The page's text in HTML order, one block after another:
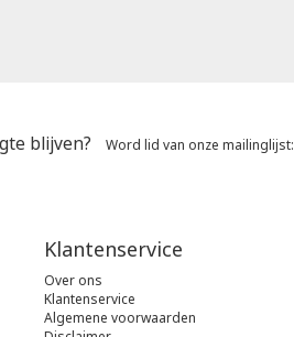
blijven? Word lid van onze mailinglijst:
Klantenservice
Over ons
Klantenservice
Algemene voorwaarden